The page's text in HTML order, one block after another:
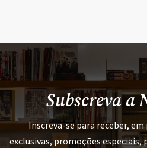
Subscreva a
Inscreva-se para receber,
exclusivas, promoções